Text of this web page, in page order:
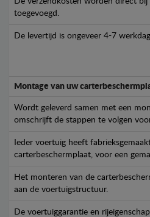
toegevoegd.
De levertijd is ongeveer 4-7
Montage van uw
Wordt geleverd samen met een
omschrijft de stappen te volgen
Ieder voertuig heeft
carterbeschermplaat, voor een
Het monteren van de
aan de voertuigstructuur.
De voertuiggarantie en